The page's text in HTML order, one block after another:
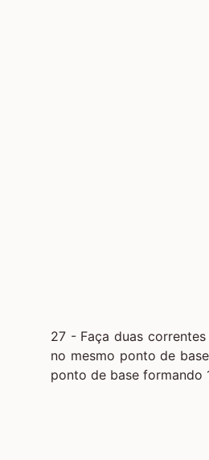
27 - Faça duas
no mesmo ponto de
ponto de base formando